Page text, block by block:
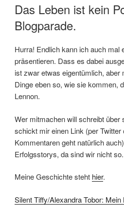
Das Leben ist kein
Blogparade.
Hurra! Endlich kann ich auch mal
präsentieren. Dass es dabei
ist zwar etwas eigentümlich,
Dinge eben so, wie sie kommen,
Lennon.
Wer mitmachen will schreibt über
schickt mir einen Link (per Twitter
Kommentaren geht natürlich
Erfolgsstorys, da sind wir nicht so.
Meine Geschichte steht hier.
Silent Tiffy/Alexandra Tobor: Mein